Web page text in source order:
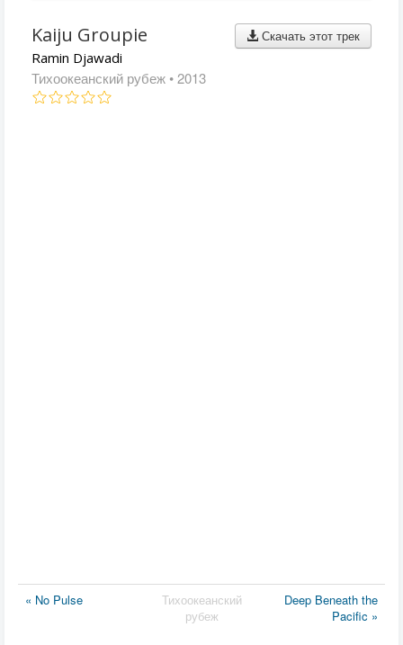
Скачать этот трек
Kaiju Groupie
Ramin Djawadi
Тихоокеанский рубеж • 2013
« No Pulse
Тихоокеанский
рубеж
Deep Beneath the
Pacific »